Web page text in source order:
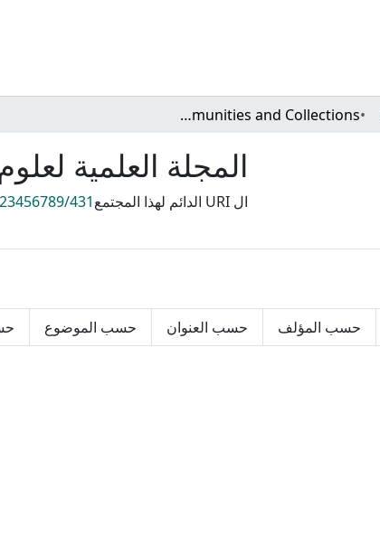
Subcommunities and Collections
المجلة العلمية
ال URI الدائم لهذا المجتمع 431
حسب المؤلف حسب العنوان حسب الموضوع